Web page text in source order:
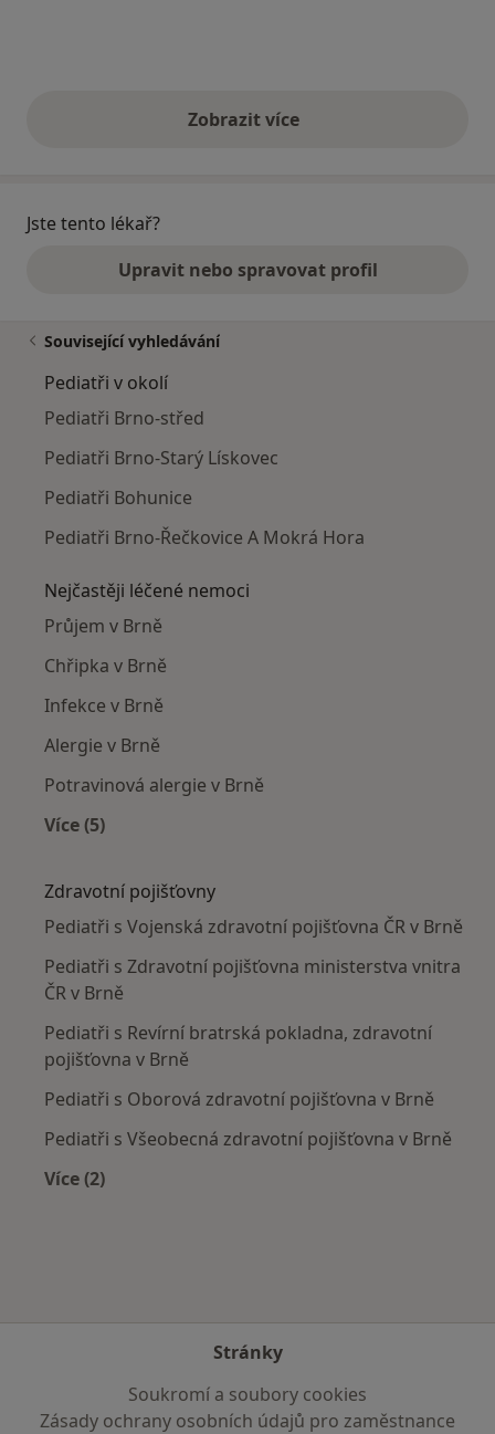
Zobrazit vícevýše uvedené názory
Jste tento lékař?
Upravit nebo spravovat profil
Související vyhledávání
Pediatři v okolí
Pediatři Brno-střed
Pediatři Brno-Starý Lískovec
Pediatři Bohunice
Pediatři Brno-Řečkovice A Mokrá Hora
Nejčastěji léčené nemoci
Průjem v Brně
Chřipka v Brně
Infekce v Brně
Alergie v Brně
Potravinová alergie v Brně
Více (5)
Zdravotní pojišťovny
Pediatři s Vojenská zdravotní pojišťovna ČR v Brně
Pediatři s Zdravotní pojišťovna ministerstva vnitra
ČR v Brně
Pediatři s Revírní bratrská pokladna, zdravotní
pojišťovna v Brně
Pediatři s Oborová zdravotní pojišťovna v Brně
Pediatři s Všeobecná zdravotní pojišťovna v Brně
Více (2)
Stránky
Soukromí a soubory cookies
Zásady ochrany osobních údajů pro zaměstnance